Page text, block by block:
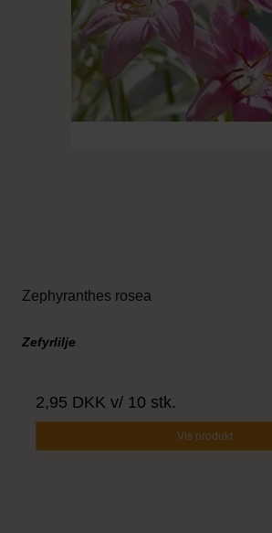
Zephyranthes rosea
Zefyrlilje
2,95 DKK v/ 10 stk.
Vis produkt